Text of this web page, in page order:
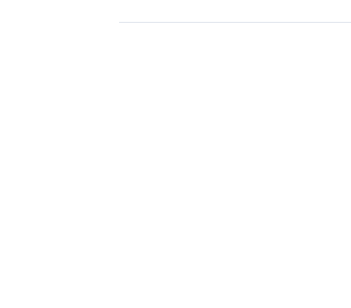
vous réduisez les déchets et contribuez activement à la